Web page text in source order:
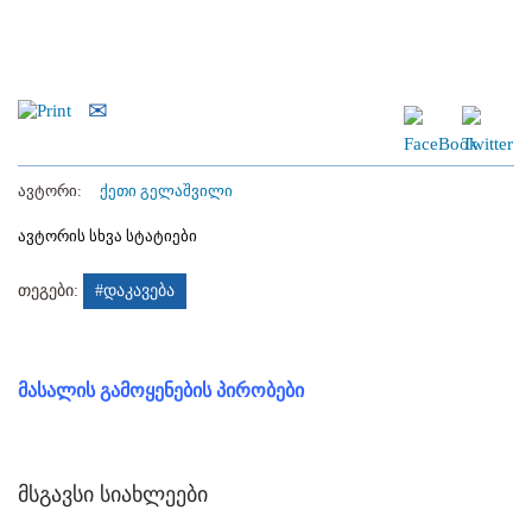
ავტორი: ქეთი გელაშვილი
ავტორის სხვა სტატიები
თეგები: #დაკავება
მასალის გამოყენების პირობები
მსგავსი სიახლეები